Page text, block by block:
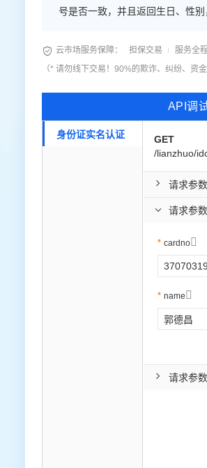
号是否一致，并且返回生日、性
 云市场服务保障： 担保交易 服务全
（* 请勿线下交易！90%的欺诈、纠纷、资
API调
身份证实名认证
GET
/lianzhuo/
请求参
请求参
cardno
name 
请求参